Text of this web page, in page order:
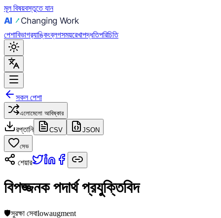
মূল বিষয়বস্তুতে যান
পেশাবিভাগর‍্যাঙ্কিংব্লগসময়রেখাপদ্ধতিপরিচিতি
সকল পেশা
এলোমেলো আবিষ্কার
রপ্তানি CSV JSON
সেভ
শেয়ার
বিপজ্জনক পদার্থ প্রযুক্তিবিদ
🛡️সুরক্ষা সেবাlowaugment